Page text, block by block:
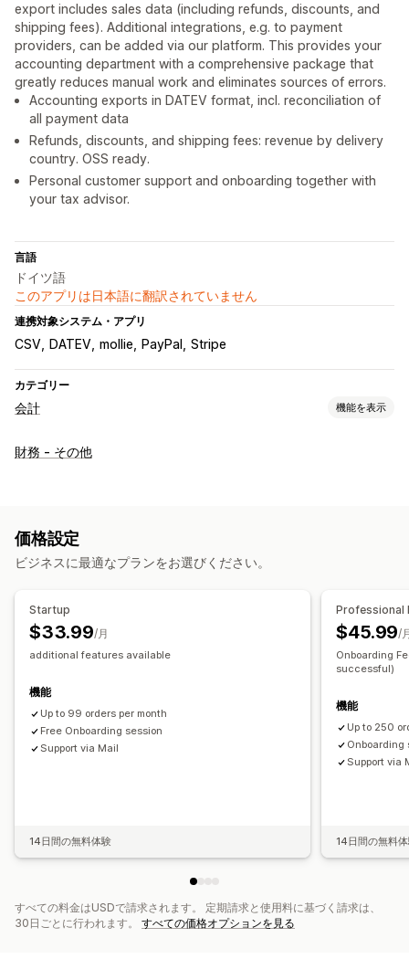
export includes sales data (including refunds, discounts, and
shipping fees). Additional integrations, e.g. to payment
providers, can be added via our platform. This provides your
accounting department with a comprehensive package that
greatly reduces manual work and eliminates sources of errors.
Accounting exports in DATEV format, incl. reconciliation of
all payment data
Refunds, discounts, and shipping fees: revenue by delivery
country. OSS ready.
Personal customer support and onboarding together with
your tax advisor.
言語
ドイツ語
このアプリは日本語に翻訳されていません
連携対象システム・アプリ
CSV DATEV mollie PayPal Stripe
カテゴリー
会計 機能を表示
財務レポート
請求と請求書発行
マルチチャネル
注文詳細
銀行照合
履歴データのインポート
財務 - その他
価格設定
ビジネスに最適なプランをお選びください。
Startup
$33.99/月
additional features available
機能
Up to 99 orders per month
Free Onboarding session
Support via Mail
14日間の無料体験
Professional
$45.99/
Onboarding
successful)
機能
Up to 250
Support via
14日間の無料
すべての料金はUSDで請求されます。 定期請求と使用料に基づく請求は、
30日ごとに行われます。 すべての価格オプションを見る